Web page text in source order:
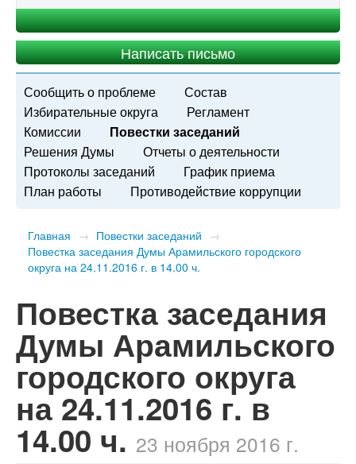
Написать письмо
Сообщить о проблеме
Состав
Избирательные округа
Регламент
Комиссии
Повестки заседаний
Решения Думы
Отчеты о деятельности
Протоколы заседаний
График приема
План работы
Противодействие коррупции
Главная → Повестки заседаний →
Повестка заседания Думы Арамильского городского
округа на 24.11.2016 г. в 14.00 ч.
Повестка заседания
Думы Арамильского
городского округа
на 24.11.2016 г. в
14.00 ч. 23 ноября 2016 г.